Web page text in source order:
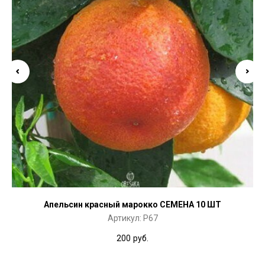
Апельсин красный марокко СЕМЕНА 10 ШТ
Артикул: P67
200 руб.